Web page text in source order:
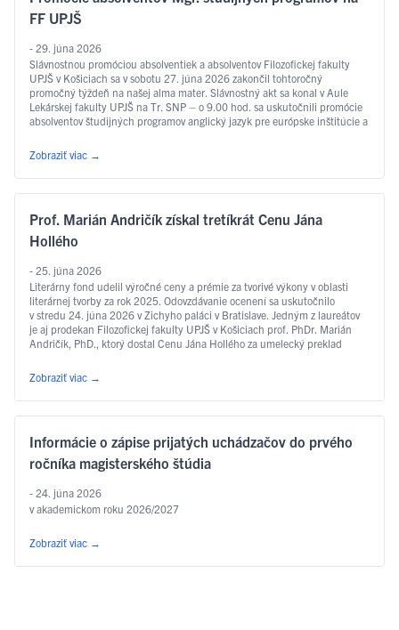
FF UPJŠ
- 29. júna 2026
Slávnostnou promóciou absolventiek a absolventov Filozofickej fakulty
UPJŠ v Košiciach sa v sobotu 27. júna 2026 zakončil tohtoročný
promočný týždeň na našej alma mater. Slávnostný akt sa konal v Aule
Lekárskej fakulty UPJŠ na Tr. SNP – o 9.00 hod. sa uskutočnili promócie
absolventov študijných programov anglický jazyk pre európske inštitúcie a
Čítať ďalej
Zobraziť viac →
Prof. Marián Andričík získal tretíkrát Cenu Jána
Hollého
- 25. júna 2026
Literárny fond udelil výročné ceny a prémie za tvorivé výkony v oblasti
literárnej tvorby za rok 2025. Odovzdávanie ocenení sa uskutočnilo
v stredu 24. júna 2026 v Zichyho paláci v Bratislave. Jedným z laureátov
je aj prodekan Filozofickej fakulty UPJŠ v Košiciach prof. PhDr. Marián
Andričík, PhD., ktorý dostal Cenu Jána Hollého za umelecký preklad
Zobraziť viac
→
Informácie o zápise prijatých uchádzačov do prvého
ročníka magisterského štúdia
- 24. júna 2026
v akademickom roku 2026/2027
Zobraziť viac →